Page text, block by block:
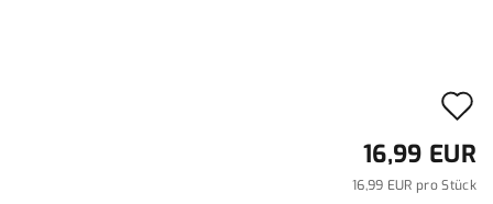
16,99 EUR
16,99 EUR pro Stück